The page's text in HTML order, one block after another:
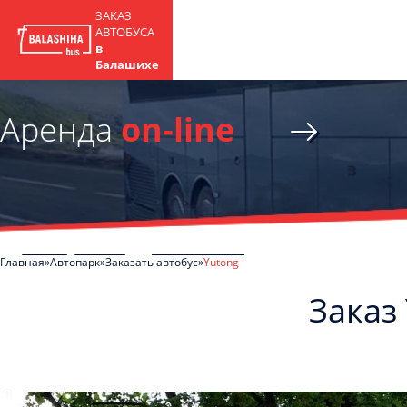
ЗАКАЗ
АВТОБУСА
в
Балашихе
Арендаon-line
Главная Автопарк Заказать автобус Yutong